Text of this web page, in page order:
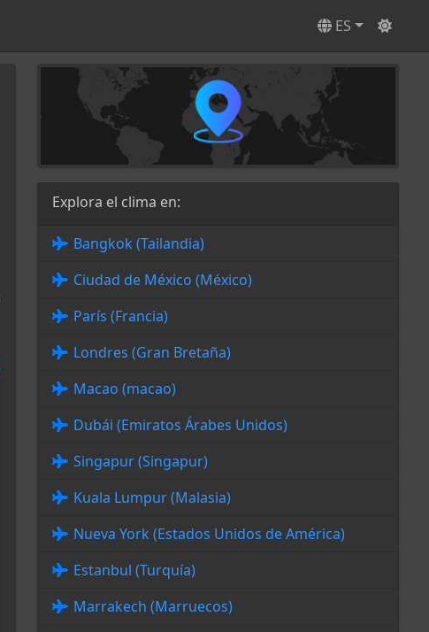
ES
Explora el clima en:
Bangkok (Tailandia)
Ciudad de México (México)
París (Francia)
Londres (Gran Bretaña)
Macao (macao)
Dubái (Emiratos Árabes Unidos)
Singapur (Singapur)
Kuala Lumpur (Malasia)
Nueva York (Estados Unidos de América)
Estanbul (Turquía)
Marrakech (Marruecos)